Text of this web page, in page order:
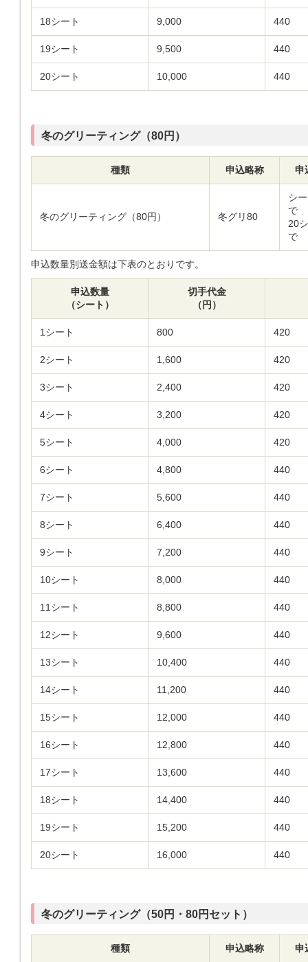
18シート 9,000 440
19シート 9,500 440
20シート 10,000 440
冬のグリーティング（80円）
種類 申込略称 申
冬のグリーティング（80円） 冬グリ80
シ
で
20
で
申込数量別送金額は下表のとおりです。
申込数量
（シート）
切手代金
（円）
1シート 800 420
2シート 1,600 420
3シート 2,400 420
4シート 3,200 420
5シート 4,000 420
6シート 4,800 440
7シート 5,600 440
8シート 6,400 440
9シート 7,200 440
10シート 8,000 440
11シート 8,800 440
12シート 9,600 440
13シート 10,400 440
14シート 11,200 440
15シート 12,000 440
16シート 12,800 440
17シート 13,600 440
18シート 14,400 440
19シート 15,200 440
20シート 16,000 440
冬のグリーティング（50円・80円セット）
種類 申込略称 申